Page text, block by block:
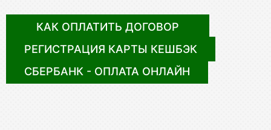
КАК ОПЛАТИТЬ ДОГОВОР
РЕГИСТРАЦИЯ КАРТЫ КЕШБЭК
СБЕРБАНК - ОПЛАТА ОНЛАЙН